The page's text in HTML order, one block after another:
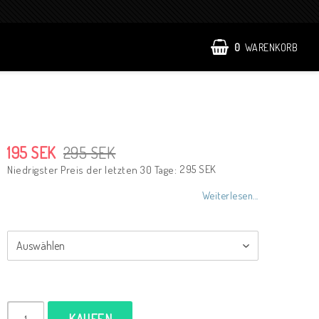
0 WARENKORB
295 SEK
195 SEK
Niedrigster Preis der letzten 30 Tage 295 SEK
Weiterlesen...